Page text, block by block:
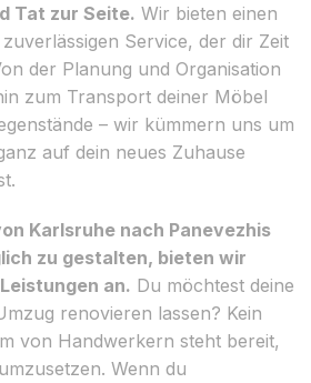
Tat zur Seite. Wir bieten einen
Service, der dir Zeit
der Planung und Organisation
zum Transport deiner Möbel
– wir kümmern uns um
auf dein neues Zuhause
Karlsruhe nach Panevezhis
zu gestalten, bieten wir
an. Du möchtest deine
renovieren lassen? Kein
von Handwerkern steht bereit,
Wenn du